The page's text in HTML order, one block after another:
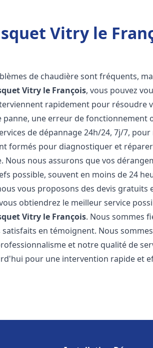
Vitry le
de chaudière sont fréquents,
Vitry le François, vous pouvez
rapidement pour résoudre
panne, une erreur de fonctionnement
de dépannage 24h/24, 7j/7,
formés pour diagnostiquer et
Nous nous assurons que vos
possible, souvent en moins de 24
vous proposons des devis gratuits
obtiendrez le meilleur service
Vitry le François. Nous sommes
en témoignent. Nous
et notre qualité de
pour une intervention rapide et